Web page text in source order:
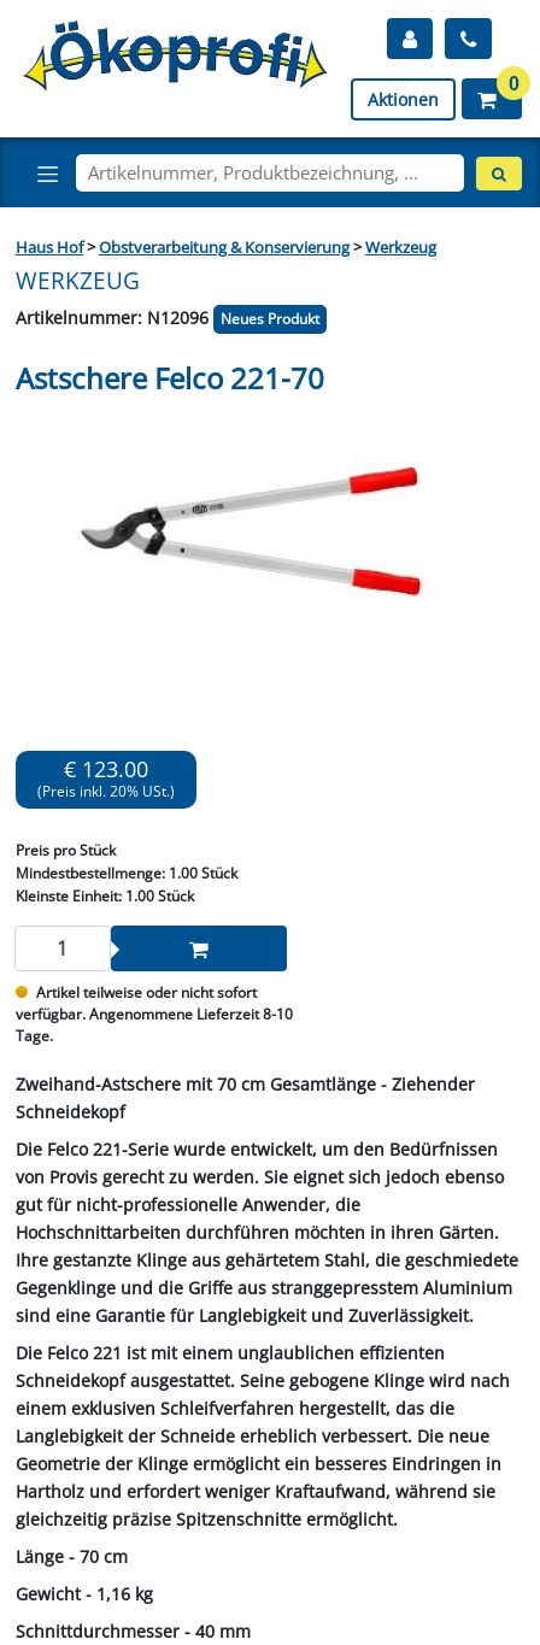
Aktionen
0
Haus Hof>Obstverarbeitung & Konservierung>Werkzeug
WERKZEUG
Artikelnummer: N12096 Neues Produkt
Astschere Felco 221-70
€ 123.00
(Preis inkl. 20% USt.)
Preis pro Stück
Mindestbestellmenge: 1.00 Stück
Kleinste Einheit:1.00 Stück
Artikel teilweise oder nicht sofort
verfügbar. Angenommene Lieferzeit 8-10
Tage.
Zweihand-Astschere mit 70 cm Gesamtlänge - Ziehender
Schneidekopf
Die Felco 221-Serie wurde entwickelt, um den Bedürfnissen
von Provis gerecht zu werden. Sie eignet sich jedoch ebenso
gut für nicht-professionelle Anwender, die
Hochschnittarbeiten durchführen möchten in ihren Gärten.
Ihre gestanzte Klinge aus gehärtetem Stahl, die geschmiedete
Gegenklinge und die Griffe aus stranggepresstem Aluminium
sind eine Garantie für Langlebigkeit und Zuverlässigkeit.
Die Felco 221 ist mit einem unglaublichen effizienten
Schneidekopf ausgestattet. Seine gebogene Klinge wird nach
einem exklusiven Schleifverfahren hergestellt, das die
Langlebigkeit der Schneide erheblich verbessert. Die neue
Geometrie der Klinge ermöglicht ein besseres Eindringen in
Hartholz und erfordert weniger Kraftaufwand, während sie
gleichzeitig präzise Spitzenschnitte ermöglicht.
Länge - 70 cm
Gewicht - 1,16 kg
Schnittdurchmesser - 40 mm